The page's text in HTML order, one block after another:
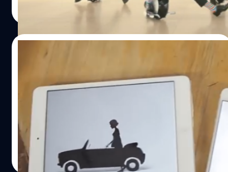
http://www.youtube.com/watch?v=u1ZB_rGFyeU เรียก
ได้ว่าน่าทึ่งกับการถ่ายทำมากๆ ที่เป็นการถ่ายแบบ Long Shot
เทคเดียวจบ จนดูแล้วไม่รู้ว่ากว่าจะได้แบบสมบูรณ์ต้องถ่าย
ใหม่กันกี่ครั้งถึงจะได้ (ดูในคลิปตอนต้นจะเห็นที่เสลทก่อนเริ่ม
ถ่ายทำเป็นเทคที่ 127!) ทุกคนใน MV นี่จะนั่งรถสกูตเตอร์แบบ
ร่มและมุมกล้องมุมสูงที่ถ่ายด้วย Drone ทำให้เหมือนกับป้าย
ไฟ LED ขนาดยักษ์ โดยที่ MV ตัวนี้กำกับ Morihiro Harano
เป็นผู้กำกับโฆษณาชาวญี่ปุ่น (MV นี้ถ่ายทำที่ญี่ปุ่นด้วยเช่นกัน)
เรื่องของการทำวิดีโอที่มีความ creative สูงของวง OK GO เคย
มีประเด็นกับทาง Apple ที่ทำโฆษณาเปิดตัว iPhone 6 ที่ชื่อ
"Perspective" เมื่อเดือนกันยายนที่ผ่านมา ที่ใช้วิธีการนำเสนอ
เหมือนกับ MV เพลง The Writing's On the Wall
http://www.youtube.com/watch?v=c0805VTeIKA
Music Video เด็ดจริง ครีเอทจริง ไม่ใช้สลิง
ไม่มีนักแสดง มีแต่อุปกรณ์จาก Apple ทั้งหมด
14 ชิ้น
ไม่ต้องใช้นักแสดงระดับ พระเอก-นางเอก แต่มี Apple device
ทั้งหมด 14 ตัวก็ทำมิวสิควิดีโอเจ๋งๆได้แล้ว
DHANES KAEWMANEE| 4336 days ago
Read More